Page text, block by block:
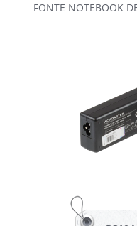
FONTE NOTEBOOK